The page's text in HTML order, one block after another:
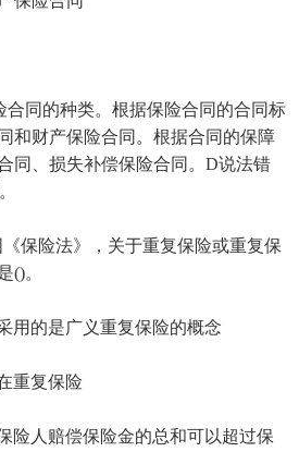
同的种类。根据保险合同的合同标
和财产保险合同。根据合同的保障
同、损失补偿保险合同。D说法错
险法》，关于重复保险或重复保
()。
的是广义重复保险的概念
复保险
人赔偿保险金的总和可以超过保